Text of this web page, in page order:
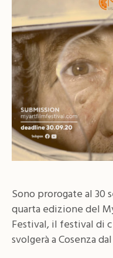
Sono prorogate al
quarta edizione del
Festival, il festival di
svolgerà a Cosenza